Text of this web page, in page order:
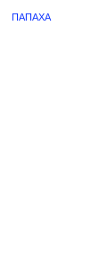
ПАПАХА